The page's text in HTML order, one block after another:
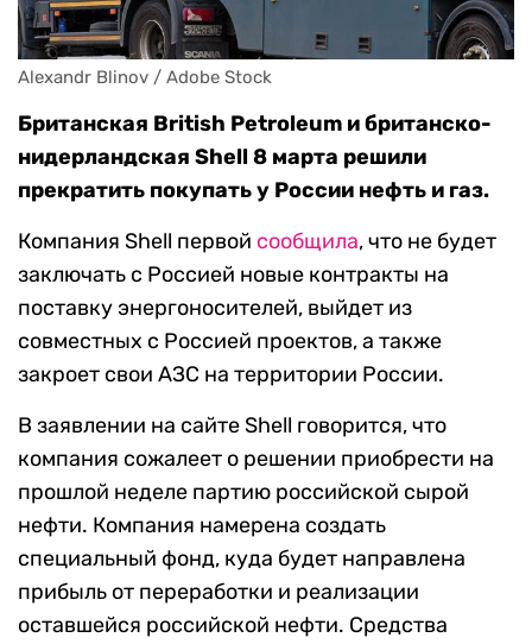
Alexandr Blinov / Adobe Stock
Британская British Petroleum и британско-
нидерландская Shell 8 марта решили
прекратить покупать у России нефть и газ.
Компания Shell первой сообщила, что не будет
заключать с Россией новые контракты на
поставку энергоносителей, выйдет из
совместных с Россией проектов, а также
закроет свои АЗС на территории России.
В заявлении на сайте Shell говорится, что
компания сожалеет о решении приобрести на
прошлой неделе партию российской сырой
нефти. Компания намерена создать
специальный фонд, куда будет направлена
прибыль от переработки и реализации
оставшейся российской нефти. Средства